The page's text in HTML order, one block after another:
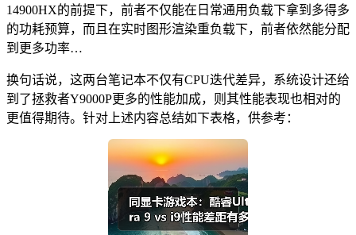
14900HX的前提下，前者不仅能在日常通用负载下拿到多得多
的功耗预算，而且在实时图形渲染重负载下，前者依然能分配
到更多功率…
换句话说，这两台笔记本不仅有CPU迭代差异，系统设计还给
到了拯救者Y9000P更多的性能加成，则其性能表现也相对的
更值得期待。针对上述内容总结如下表格，供参考：